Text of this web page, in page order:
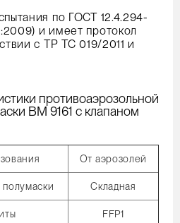
по ГОСТ 12.4.294-
и имеет протокол
с ТР ТС 019/2011 и
противоаэрозольной
ВМ 9161 с клапаном
От аэрозолей
Складная
FFP1